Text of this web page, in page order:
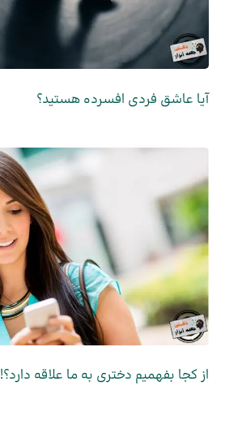
آیا عاشق فردی افسرده هستید؟
از کجا بفهمیم دختری به ما علاقه دارد؟!